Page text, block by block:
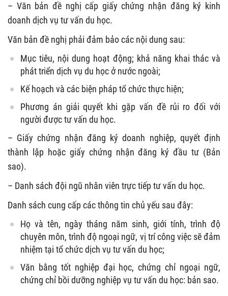
– Văn bản đề nghị cấp giấy chứng nhận đăng ký kinh
doanh dịch vụ tư vấn du học.
Văn bản đề nghị phải đảm bảo các nội dung sau:
Mục tiêu, nội dung hoạt động; khả năng khai thác và
phát triển dịch vụ du học ở nước ngoài;
Kế hoạch và các biện pháp tổ chức thực hiện;
Phương án giải quyết khi gặp vấn đề rủi ro đối với
người được tư vấn du học.
– Giấy chứng nhận đăng ký doanh nghiệp, quyết định
thành lập hoặc giấy chứng nhận đăng ký đầu tư (Bản
sao).
– Danh sách đội ngũ nhân viên trực tiếp tư vấn du học.
Danh sách cung cấp các thông tin chủ yếu sau đây:
Họ và tên, ngày tháng năm sinh, giới tính, trình độ
chuyên môn, trình độ ngoại ngữ, vị trí công việc sẽ đảm
nhiệm tại tổ chức dịch vụ tư vấn du học;
Văn bằng tốt nghiệp đại học, chứng chỉ ngoại ngữ,
chứng chỉ bồi dưỡng nghiệp vụ tư vấn du học: bản sao.